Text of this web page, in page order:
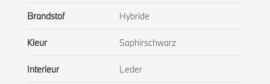
Brandstof Hybride
Kleur Saphirschwarz
Interieur Leder